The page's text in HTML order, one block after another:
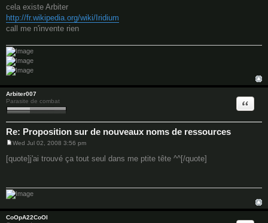
o
s
t
cela existe Arbiter
http://fr.wikipedia.org/wiki/Iridium
call me n'invente rien
Arbiter007
Parasite de combat
Re: Proposition sur de nouveaux noms de ressources
Quote
o
s
Wed Jul 02, 2008 3:56 pm
[quote]j'ai trouvé ça tout seul dans me ptite tête ^^[/quote]
CoOpA22CoOl